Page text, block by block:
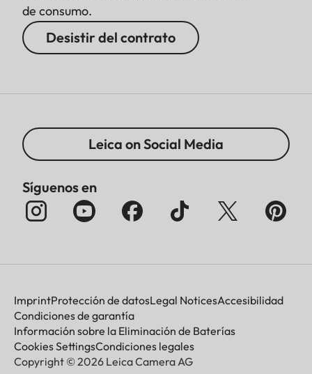
de consumo.
Desistir del contrato
Leica on Social Media
Síguenos en
ImprintProtección de datosLegal NoticesAccesibilidad
Condiciones de garantía
Información sobre la Eliminación de Baterías
Cookies SettingsCondiciones legales
Copyright © 2026 Leica Camera AG